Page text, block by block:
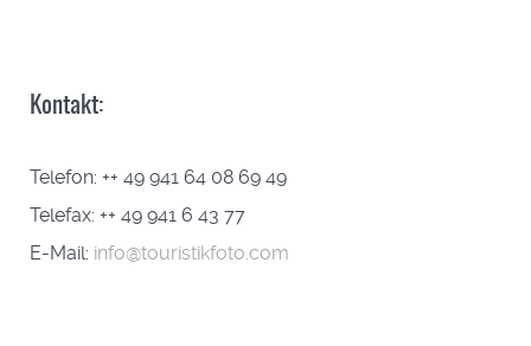
Kontakt:
Telefon: ++ 49 941 64 08 69 49
Telefax: ++ 49 941 6 43 77
E-Mail: info@touristikfoto.com